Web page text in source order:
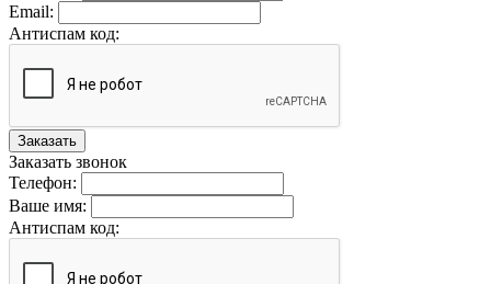
Email:
Антиспам код:
Заказать
Заказать звонок
Телефон:
Ваше имя:
Антиспам код: